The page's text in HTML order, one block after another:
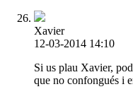
Xavier
12-03-2014 14:10
Si us plau Xavier,
que no confongués i